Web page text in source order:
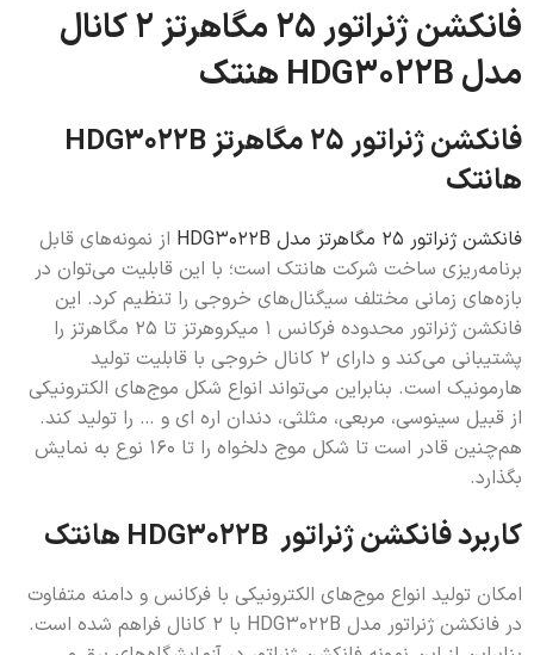
فانکشن ژنراتور 25 مگاهرتز 2 کانال
مدل HDG3022B هنتک
فانکشن ژنراتور 25 مگاهرتز HDG3022B
هانتک
فانکشن ژنراتور 25 مگاهرتز مدل HDG3022B
از نمونه‌های قابل
برنامه‌ریزی ساخت شرکت هانتک است؛ با این قابلیت می‌توان در
بازه‌های زمانی مختلف سیگنال‌های خروجی را تنظیم کرد. این
فانکشن ژنراتور محدوده فرکانس 1 میکروهرتز تا 25 مگاهرتز را
پشتیبانی می‌کند و دارای 2 کانال خروجی با قابلیت تولید
هارمونیک است. بنابراین می‌تواند انواع شکل موج‌های الکترونیکی
از قبیل سینوسی، مربعی، مثلثی، دندان اره ای و … را تولید کند.
هم‌چنین قادر است تا شکل موج دلخواه را تا 160 نوع به نمایش
بگذارد.
کاربرد فانکشن ژنراتور HDG3022B هانتک
امکان تولید انواع موج‌های الکترونیکی با فرکانس و دامنه متفاوت
در فانکشن ژنراتور مدل HDG3022B با 2 کانال فراهم شده است.